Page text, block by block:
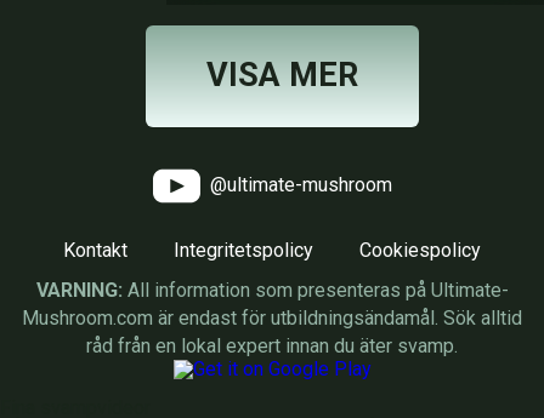
VISA MER
@ultimate-mushroom
Kontakt Integritetspolicy
Cookiespolicy
VARNING: All information som presenteras på Ultimate-
Mushroom.com är endast för utbildningsändamål. Sök alltid
råd från en lokal expert innan du äter svamp.